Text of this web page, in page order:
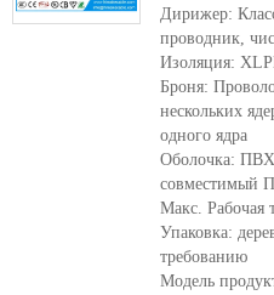
Дирижер:
проводник,
Изоляция:
Броня:
нескольких
одного ядра
Оболочка:
совместимый
Макс. Рабочая
Упаковка:
требованию
Модель